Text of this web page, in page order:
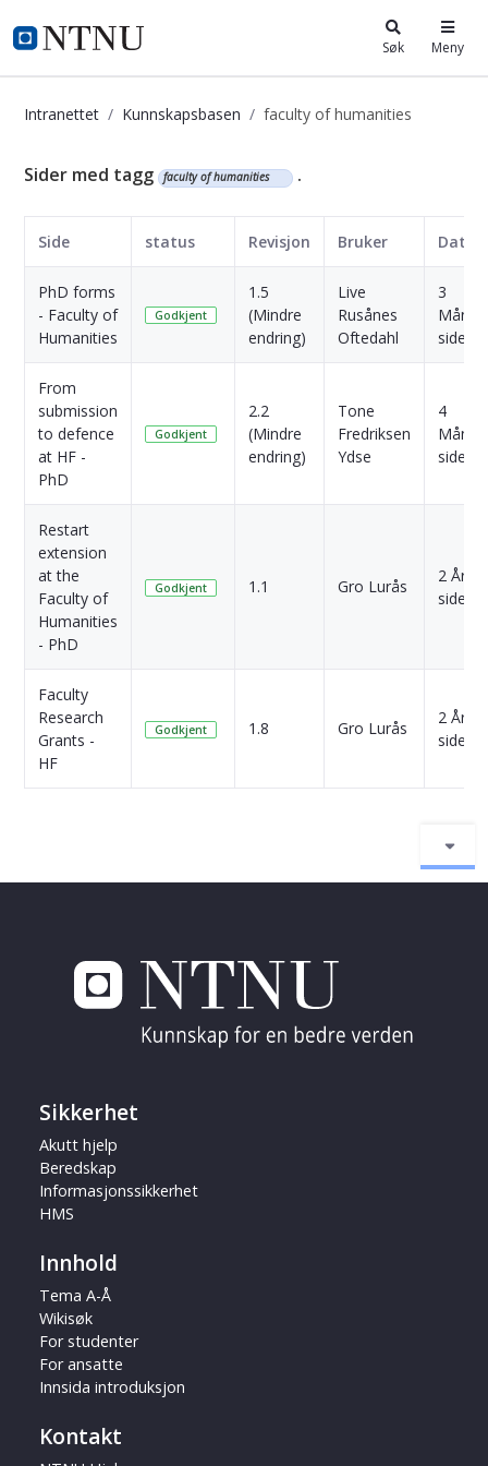
i.ntnu.no Søk Meny
Intranettet Kunnskapsbasen faculty of humanities
Kunnskapsbasen
Sider med tagg faculty of humanities .
Side status Revisjon Bruker Dato
PhD forms
- Faculty of
Humanities
Godkjent
1.5
(Mindre
endring)
Live
Rusånes
Oftedahl
3
siden
From
submission
to defence
at HF -
PhD
Godkjent
2.2
(Mindre
endring)
Tone
Fredriksen
Ydse
4
siden
Restart
extension
at the
Faculty of
Humanities
- PhD
Godkjent 1.1 Gro Lurås
2 År
siden
Faculty
Research
Grants -
HF
Godkjent 1.8 Gro Lurås
2 År
siden
Sikkerhet
Akutt hjelp
Beredskap
Informasjonssikkerhet
HMS
Innhold
Tema A-Å
Wikisøk
For studenter
For ansatte
Innsida introduksjon
Kontakt